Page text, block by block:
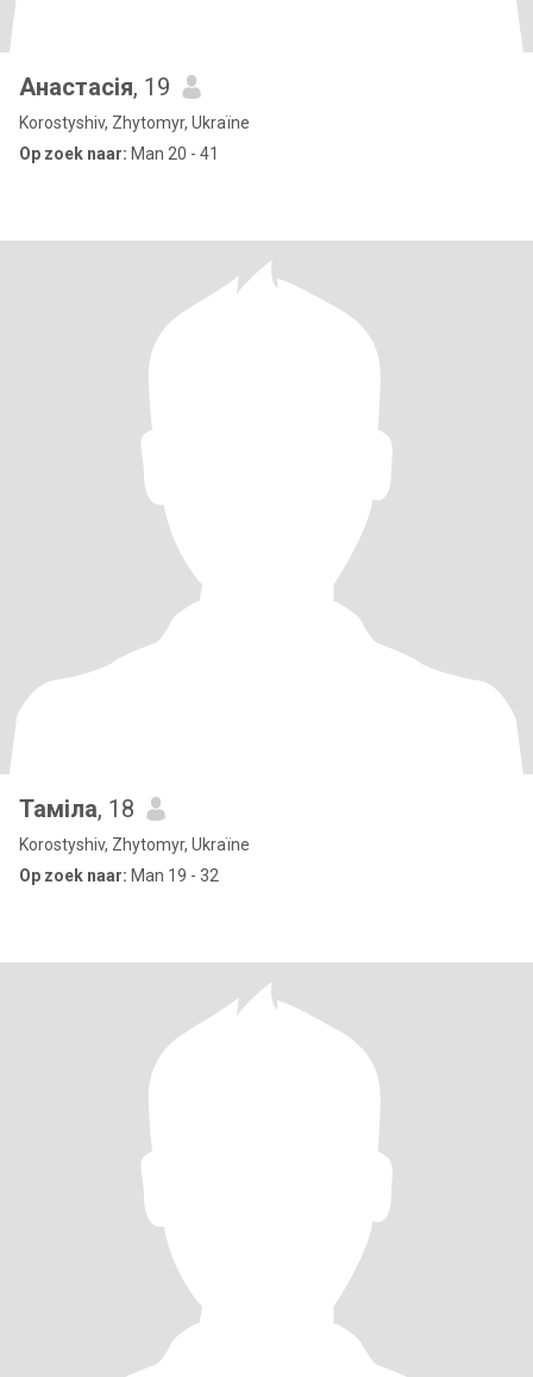
Анастасія, 19
Korostyshiv, Zhytomyr, Ukraïne
Op zoek naar: Man 20 - 41
Таміла, 18
Korostyshiv, Zhytomyr, Ukraïne
Op zoek naar: Man 19 - 32